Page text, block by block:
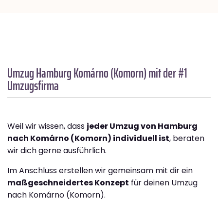
Umzug HamburgKomárno (Komorn)mit der #1
Umzugsfirma
Weil wir wissen, dass jeder Umzug von Hamburg
nach Komárno (Komorn) individuell ist, beraten
wir dich gerne ausführlich.
Im Anschluss erstellen wir gemeinsam mit dir ein
maßgeschneidertes Konzept für deinen Umzug
nach Komárno (Komorn).